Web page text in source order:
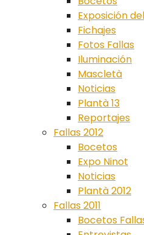
Exposición
Fichajes
Fotos Fallas
Iluminación
Mascletà
Noticias
Plantà 13
Reportajes
Fallas 2012
Bocetos
Expo Ninot
Noticias
Plantà 2012
Fallas 2011
Bocetos